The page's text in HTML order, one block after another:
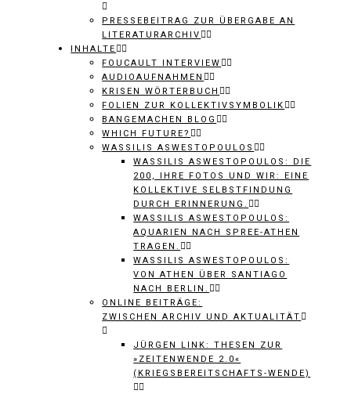
PRESSEBEITRAG ZUR ÜBERGABE AN
LITERATURARCHIV
INHALTE
FOUCAULT INTERVIEW
AUDIOAUFNAHMEN
KRISEN WÖRTERBUCH
FOLIEN ZUR KOLLEKTIVSYMBOLIK
BANGEMACHEN BLOG
WHICH FUTURE?
WASSILIS ASWESTOPOULOS
WASSILIS ASWESTOPOULOS: DIE
200, IHRE FOTOS UND WIR: EINE
KOLLEKTIVE SELBSTFINDUNG
DURCH ERINNERUNG.
WASSILIS ASWESTOPOULOS:
AQUARIEN NACH SPREE-ATHEN
TRAGEN.
WASSILIS ASWESTOPOULOS:
VON ATHEN ÜBER SANTIAGO
NACH BERLIN.
ONLINE BEITRÄGE:
ZWISCHEN ARCHIV UND AKTUALITÄT
JÜRGEN LINK: THESEN ZUR
»ZEITENWENDE 2.0«
(KRIEGSBEREITSCHAFTS-WENDE)